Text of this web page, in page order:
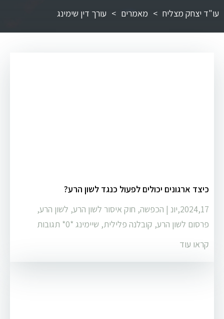
עו"ד יצחק מצליח > מאמרים > עורך דין שימינג
כיצד ארגונים יכולים לפעול כנגד לשון הרע?
2024,17,יונ
| הכפשה, חוק איסור לשון הרע, לשון הרע,
פרסום לשון הרע, קובלנה פלילית, שיימינג ‏*0* תגובות
קראו עוד